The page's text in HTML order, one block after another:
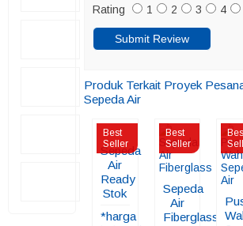
Rating
1 2 3 4
Produk Terkait Proyek
Sepeda Air
Best
Seller
Sepeda
Air
Ready
Stok
*harga
Best
Seller
Sepeda
Air
Fiberglass